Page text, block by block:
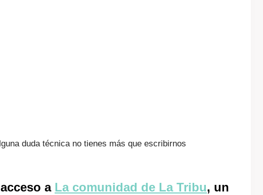
duda técnica no tienes más que escribirnos
a La comunidad de La Tribu, un